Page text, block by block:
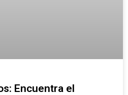
Encuentra el